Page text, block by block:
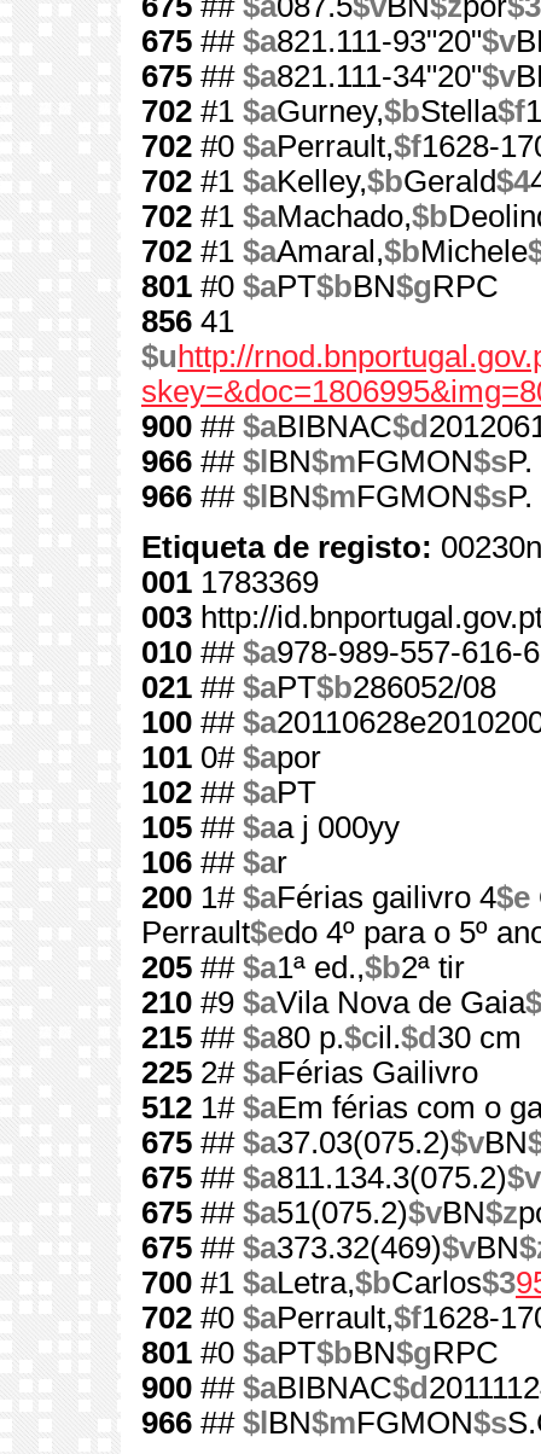
675 ## $a821.111-93"20"$v
675 ## $a821.111-34"20"$v
702 #1 $aGurney,$bStella$f
702 #0 $aPerrault,$f1628-
702 #1 $aKelley,$bGerald$4
702 #1 $aMachado,$b
702 #1 $aAmaral,$bMichele
801 #0 $aPT$bBN$gRPC
856 41
$u http://
900 ## $aBIBNAC$d
966 ## $l BN$mFGMON$s
966 ## $l BN$mFGMON$s
Etiqueta de registo:
001 1783369
003 http://
010 ## $a978-989-557-616-6
021 ## $aPT$b286052/08
100 ## $a
101 0# $apor
102 ## $aPT
105 ## $aa j 000yy
106 ## $ar
200 1# $aFérias gailivro 4$e
Perrault$edo 4º para o 5º
205 ## $a1ª ed.,$b2ª tir
210 #9 $aVila Nova de Gaia
215 ## $a80 p.$cil.$d 30 cm
225 2# $aFérias Gailivro
512 1# $aEm férias com o
675 ## $a37.03(075.2)$vBN
675 ## $a811.134.3(075.2)$v
675 ## $a51(075.2)$vBN$z
675 ## $a373.32(469)$vBN
700 #1 $aLetra,$bCarlos$3
702 #0 $aPerrault,$f1628-
801 #0 $aPT$bBN$gRPC
900 ## $aBIBNAC$d
966 ## $l BN$mFGMON$s